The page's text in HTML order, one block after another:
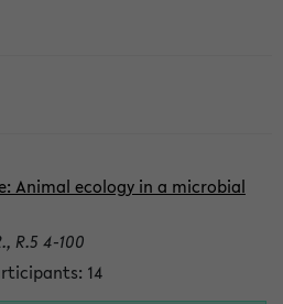
Animal ecology in a microbial
R.5 4-100
14